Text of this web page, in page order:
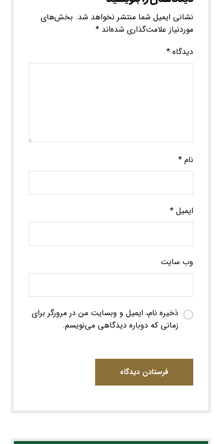
نشانی ایمیل شما منتشر نخواهد شد. بخش‌های
موردنیاز علامت‌گذاری شده‌اند*
دیدگاه*
نام*
ایمیل*
وب‌ سایت
ذخیره نام، ایمیل و وبسایت من در مرورگر برای
زمانی که دوباره دیدگاهی می‌نویسم.
فرستادن دیدگاه